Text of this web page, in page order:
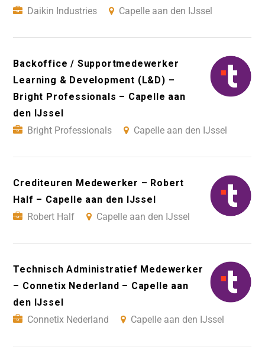
Daikin Industries
Capelle aan den IJssel
Backoffice / Supportmedewerker
Learning & Development (L&D) –
Bright Professionals – Capelle aan
den IJssel
Bright Professionals
Capelle aan den IJssel
Crediteuren Medewerker – Robert
Half – Capelle aan den IJssel
Robert Half
Capelle aan den IJssel
Technisch Administratief Medewerker
– Connetix Nederland – Capelle aan
den IJssel
Connetix Nederland
Capelle aan den IJssel